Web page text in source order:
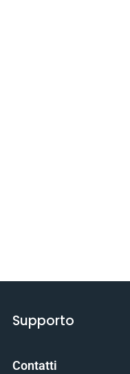
Supporto
Contatti